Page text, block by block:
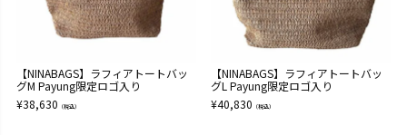
【NINABAGS】ラフィアトートバッ
グM Payung限定ロゴ入り
¥38,630 （税込）
【NINABAGS】ラフィアトートバッ
グL Payung限定ロゴ入り
¥40,830 （税込）